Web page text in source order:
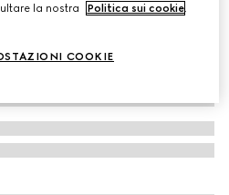
la nostra
Politica sui cookie
COOKIE